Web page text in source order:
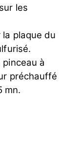
les
la plaque du
pinceau à
préchauffé
mn.